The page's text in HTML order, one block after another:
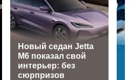
Новый седан Jetta
M6 показал свой
интерьер: без
сюрпризов